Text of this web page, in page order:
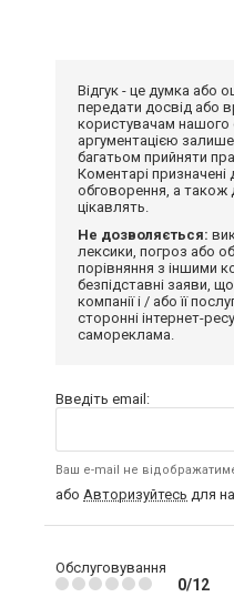
Відгук - це думка або
передати досвід або
користувачам
аргументацією
багатьом прийняти
Коментарі призначені
обговорення, а також
цікавлять.
Не дозволяється:
лексики, погроз або
порівняння з іншими
безпідставні заяви,
компанії і / або її
сторонні інтернет-
самореклама.
Введіть email:
Ваш e-mail не
або Авторизуйтесь для
Обслуговування
0/12